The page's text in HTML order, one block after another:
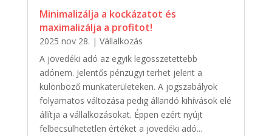
Minimalizálja a kockázatot és
maximalizálja a profitot!
2025 nov 28. | Vállalkozás
A jövedéki adó az egyik legösszetettebb
adónem. Jelentős pénzügyi terhet jelent a
különböző munkaterületeken. A jogszabályok
folyamatos változása pedig állandó kihívások elé
állítja a vállalkozásokat. Éppen ezért nyújt
felbecsülhetetlen értéket a jövedéki adó...